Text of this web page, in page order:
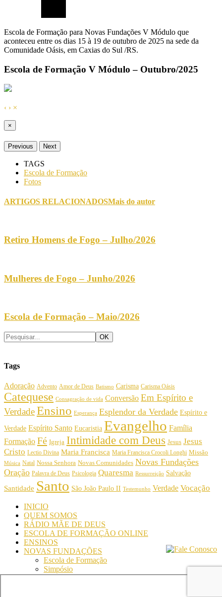
Escola de Formação para Novas Fundações V Módulo que
aconteceu entre os dias 15 à 19 de outubro de 2025 na sede da
Comunidade Oásis, em Caxias do Sul /RS.
Escola de Formação V Módulo – Outubro/2025
‹ › ×
×
Previous Next
TAGS
Escola de Formação
Fotos
ARTIGOS RELACIONADOSMais do autor
Retiro Homens de Fogo – Julho/2026
Mulheres de Fogo – Junho/2026
Escola de Formação – Maio/2026
Tags
Adoração Advento Amor de Deus Batismo Carisma Carisma Oásis
Catequese Consagração de vida Conversão Em Espírito e
VerdadeEnsino Esperança Esplendor da Verdade Espírito e
Verdade Espírito Santo Eucaristia Evangelho Família
Formação Fé Igreja Intimidade com Deus Jesus Jesus
Cristo Lectio Divina Maria Francisca Maria Francisca Crocoli Longhi Missão
Música Natal Nossa Senhora Novas Comunidades Novas Fundações
Oração Palavra de Deus Psicologia Quaresma Ressurreição Salvação
Santidade Santo São João Paulo II Testemunho Verdade Vocação
INICIO
QUEM SOMOS
RÁDIO MÃE DE DEUS
ESCOLA DE FORMAÇÃO ONLINE
ENSINOS
NOVAS FUNDAÇÕES
Escola de Formação
Simpósio